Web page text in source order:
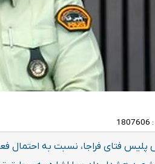
1807606
پلیس فتای فراجا، نسبت به احتمال